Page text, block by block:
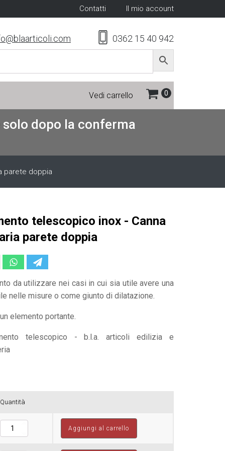
Contatti Il mio account
0362 15 40 942
Vedi carrello
dopo la conferma
parete doppia
telescopico inox - Canna
parete doppia
da utilizzare nei casi in cui sia utile avere una
nelle misure o come giunto di dilatazione.
elemento portante.
Quantità
Elemento
telescopico
Aggiungi al carrello